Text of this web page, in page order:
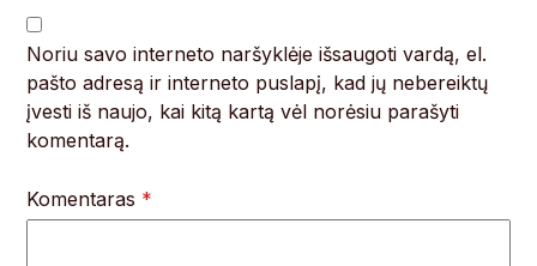
Noriu savo interneto naršyklėje išsaugoti vardą, el.
pašto adresą ir interneto puslapį, kad jų nebereiktų
įvesti iš naujo, kai kitą kartą vėl norėsiu parašyti
komentarą.
Komentaras *